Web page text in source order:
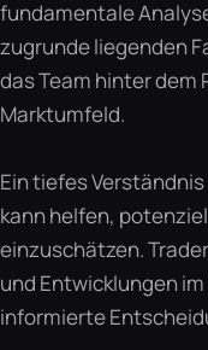
fundamentale
zugrunde liegenden
das Team hinter dem
Marktumfeld.
Ein tiefes
kann helfen,
einzuschätzen.
und Entwicklungen
informierte